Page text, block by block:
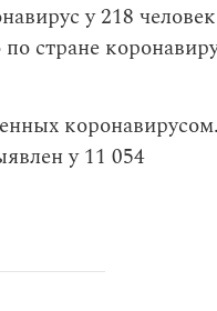
у 218
стране
коронавирусом.
у 11 054